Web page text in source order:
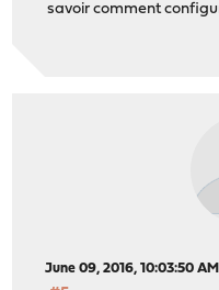
savoir comment
June 09, 2016, 10:03:50 AM